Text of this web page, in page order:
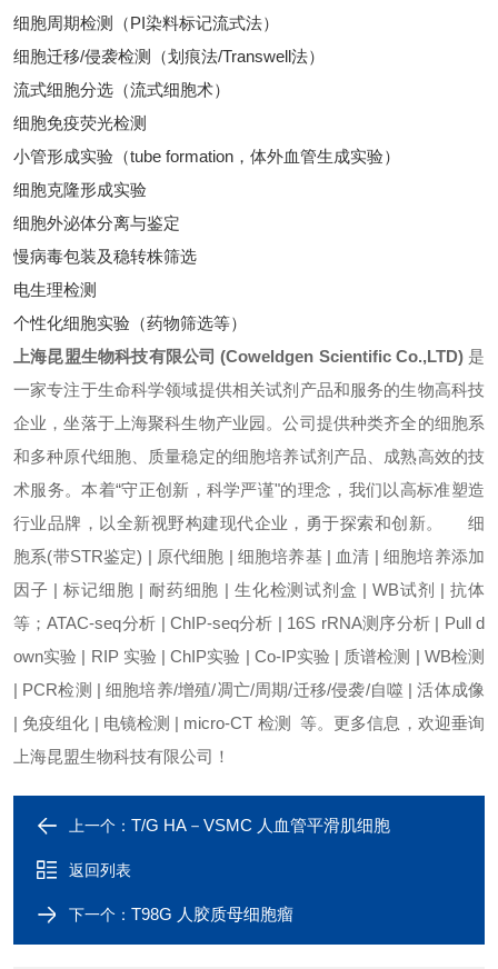
细胞周期检测（PI染料标记流式法）
细胞迁移/侵袭检测（划痕法/Transwell法）
流式细胞分选（流式细胞术）
细胞免疫荧光检测
小管形成实验（tube formation，体外血管生成实验）
细胞克隆形成实验
细胞外泌体分离与鉴定
慢病毒包装及稳转株筛选
电生理检测
个性化细胞实验（药物筛选等）
上海昆盟生物科技有限公司 (Coweldgen Scientific Co.,LTD)是
一家专注于生命科学领域提供相关试剂产品和服务的生物高科技
企业，坐落于上海聚科生物产业园。公司提供种类齐全的细胞系
和多种原代细胞、质量稳定的细胞培养试剂产品、成熟高效的技
术服务。本着“守正创新，科学严谨"的理念，我们以高标准塑造
行业品牌，以全新视野构建现代企业，勇于探索和创新。 细
胞系(带STR鉴定) | 原代细胞 | 细胞培养基 | 血清 | 细胞培养添加
因子 | 标记细胞 | 耐药细胞 | 生化检测试剂盒 | WB试剂 | 抗体
等；ATAC-seq分析 | ChIP-seq分析 | 16S rRNA测序分析 | Pull d
own实验 | RIP 实验 | ChIP实验 | Co-IP实验 | 质谱检测 | WB检测
| PCR检测 | 细胞培养/增殖/凋亡/周期/迁移/侵袭/自噬 | 活体成像
| 免疫组化 | 电镜检测 | micro-CT 检测 等。更多信息，欢迎垂询
上海昆盟生物科技有限公司！
上一个： T/G HA－VSMC 人血管平滑肌细胞
返回列表
下一个： T98G 人胶质母细胞瘤